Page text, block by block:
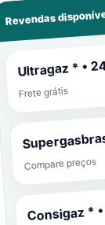
Revendas
Ultragaz * •
Frete grátis
Compare preços
Consigaz *